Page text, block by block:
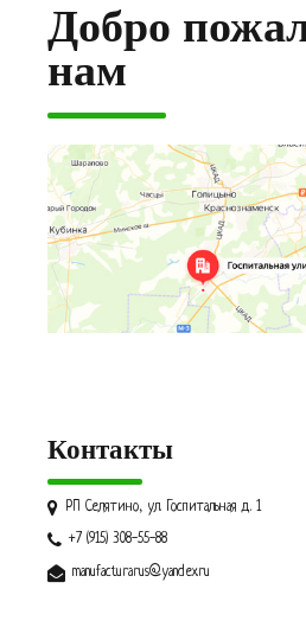
Добро
нам
Контакты
РП Селятино, ул. Госпитальная д. 1
+7 (915) 308-55-88
manufacturarus@yandex.ru